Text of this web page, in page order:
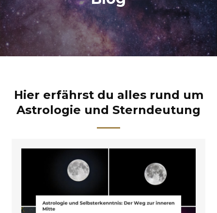
Hier erfährst du alles rund um
Astrologie und Sterndeutung